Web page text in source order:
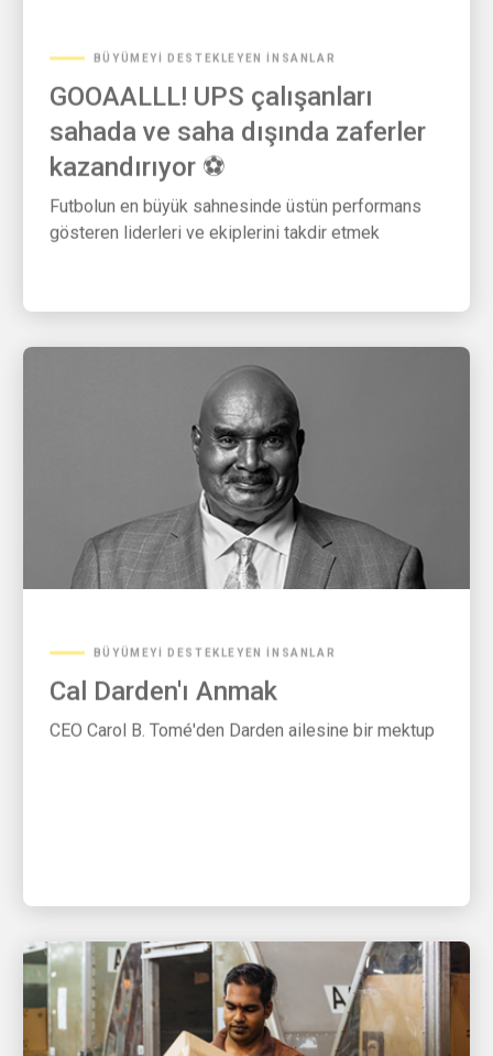
GOOAALLL! UPS çalışanları
sahada ve saha dışında zaferler
kazandırıyor ⚽
Futbolun en büyük sahnesinde üstün performans
gösteren liderleri ve ekiplerini takdir etmek
Cal Darden'ı Anmak